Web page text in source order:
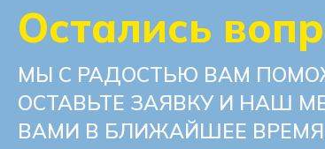
Остались
МЫ С РАДОСТЬЮ ВАМ
ОСТАВЬТЕ ЗАЯВКУ И НАШ
ВАМИ В БЛИЖАЙШЕЕ ВРЕМЯ